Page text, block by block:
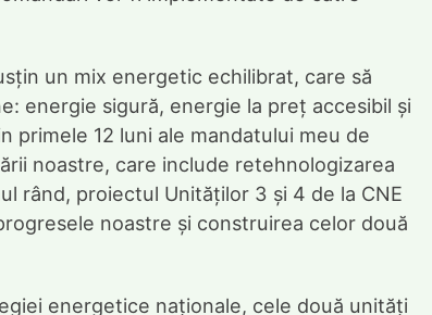
un mix energetic echilibrat, care să
energie sigură, energie la preț accesibil și
primele 12 luni ale mandatului meu de
noastre, care include retehnologizarea
rând, proiectul Unităților 3 și 4 de la CNE
noastre și construirea celor două
energetice naționale, cele două unități